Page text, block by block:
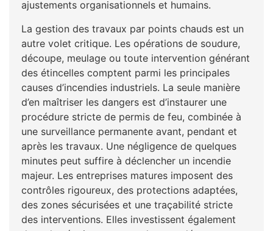
ajustements organisationnels et humains.
La gestion des travaux par points chauds est un
autre volet critique. Les opérations de soudure,
découpe, meulage ou toute intervention générant
des étincelles comptent parmi les principales
causes d’incendies industriels. La seule manière
d’en maîtriser les dangers est d’instaurer une
procédure stricte de permis de feu, combinée à
une surveillance permanente avant, pendant et
après les travaux. Une négligence de quelques
minutes peut suffire à déclencher un incendie
majeur. Les entreprises matures imposent des
contrôles rigoureux, des protections adaptées,
des zones sécurisées et une traçabilité stricte
des interventions. Elles investissent également